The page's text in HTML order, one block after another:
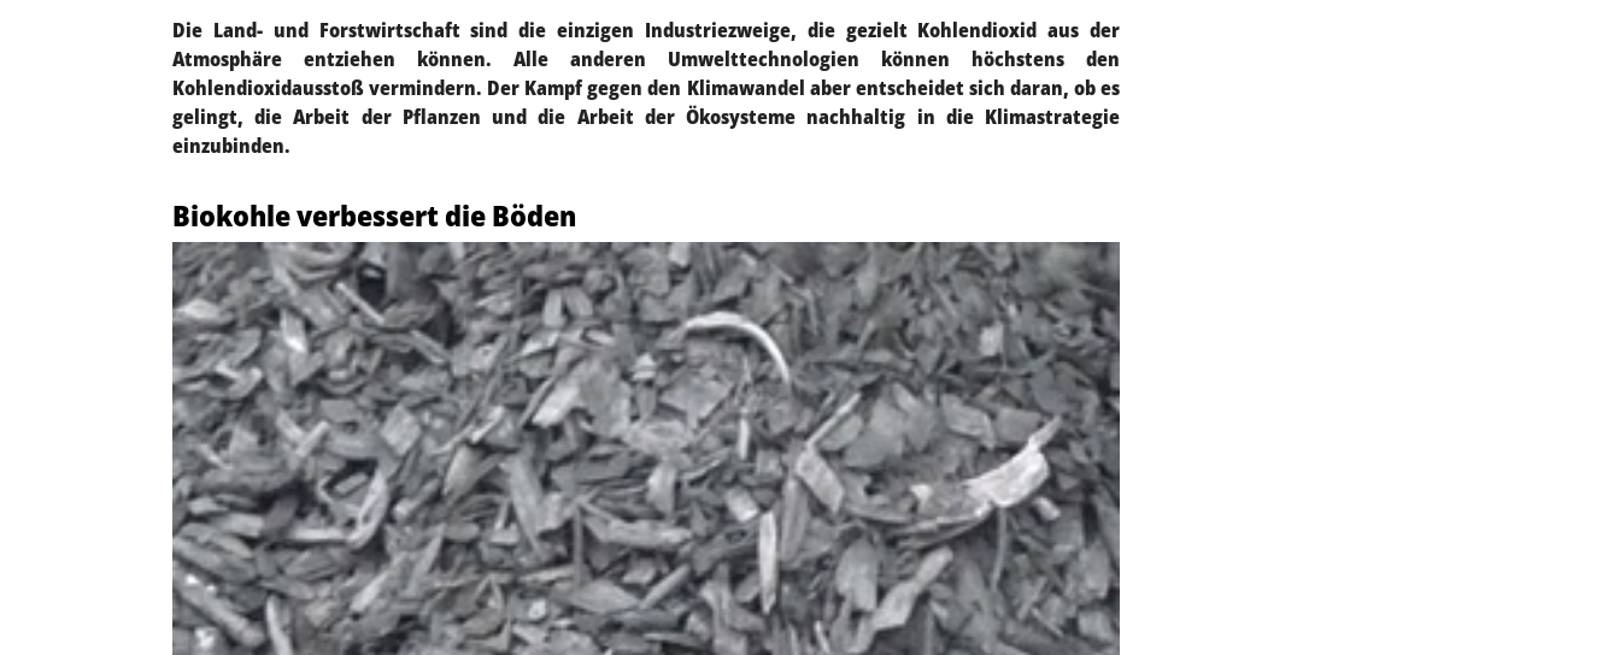
Die Land- und Forstwirtschaft sind die einzigen Industriezweige, die gezielt Kohlendioxid aus der
Atmosphäre entziehen können. Alle anderen Umwelttechnologien können höchstens den
Kohlendioxidausstoß vermindern. Der Kampf gegen den Klimawandel aber entscheidet sich daran, ob es
gelingt, die Arbeit der Pflanzen und die Arbeit der Ökosysteme nachhaltig in die Klimastrategie
einzubinden.
Biokohle verbessert die Böden